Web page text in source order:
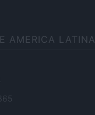
AMERICA LATINA